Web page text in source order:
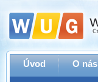
Úvod O nás